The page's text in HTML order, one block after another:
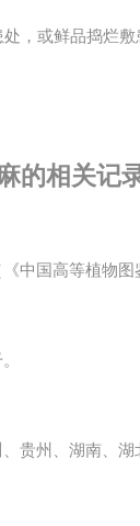
，或鲜品捣烂敷
的相关记
中国高等植物图
贵州、湖南、湖